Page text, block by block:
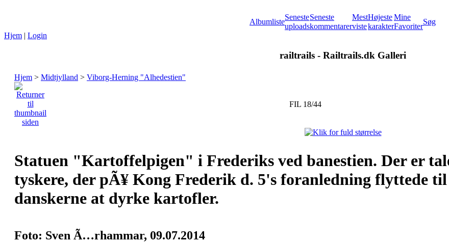
Albumliste
Seneste
uploads
Seneste
kommentarer
Mest
viste
Højeste
karakter
Mine
Favoriter
Søg
Hjem | Login
railtrails - Railtrails.dk Galleri
Hjem > Midtjylland > Viborg-Herning "Alhedestien"
FIL 18/44
Statuen "Kartoffelpigen" i Frederiks ved banestien. Der er
tyskere, der pÃ¥ Kong Frederik d. 5's foranledning flyttede til
danskerne at dyrke kartofler.
Foto: Sven Ã…rhammar, 09.07.2014